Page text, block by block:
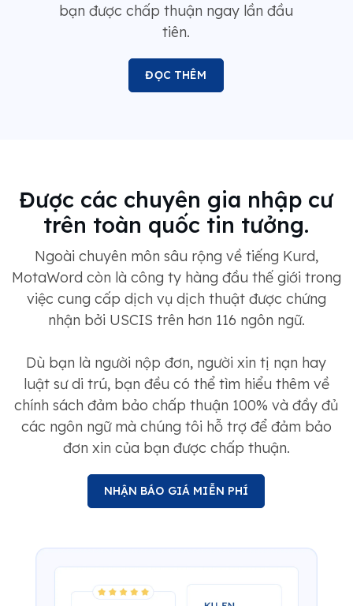
bạn được chấp thuận ngay lần đầu
tiên.
ĐỌC THÊM
Được các chuyên gia nhập cư
trên toàn quốc tin tưởng.
Ngoài chuyên môn sâu rộng về tiếng Kurd,
MotaWord còn là công ty hàng đầu thế giới trong
việc cung cấp dịch vụ dịch thuật được chứng
nhận bởi USCIS trên hơn 116 ngôn ngữ.
Dù bạn là người nộp đơn, người xin tị nạn hay
luật sư di trú, bạn đều có thể tìm hiểu thêm về
chính sách đảm bảo chấp thuận 100% và đầy đủ
các ngôn ngữ mà chúng tôi hỗ trợ để đảm bảo
đơn xin của bạn được chấp thuận.
NHẬN BÁO GIÁ MIỄN PHÍ